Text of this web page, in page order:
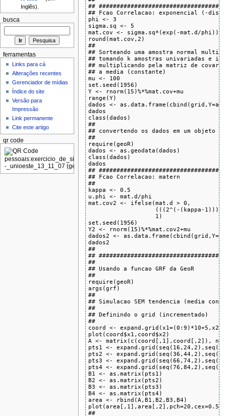
##
## Fcao Correlacao: exponencial (-
phi <- 3
sigma.sq <- 5
mat.cov <- sigma.sq*(exp(-mat.d/phi))
round(mat.cov,2)
##
## Sorteando uma amostra normal
## tomando k amostras univariadas e
## multiplicando pela matriz de
## a media (constante)
mu <- 100
set.seed(1956)
Y <- rnorm(15)%*%mat.cov+mu
range(Y)
dados <-
dados
class(dados)
##
## convertendo os dados em um objeto
##
require(geoR)
dados <- as.geodata(dados)
class(dados)
dados
##
## Fcao Correlacao: matern
##
kappa <- 0.5
u.phi <- mat.d/phi
mat.cov2 <- ifelse(mat.d > 0,
(((2^(-(kappa-
                   1)
set.seed(1956)
Y2 <- rnorm(15)%*%mat.cov2+mu
dados2 <-
dados2
##
##
##
## Usando a funcao GRF da GeoR
##
require(geoR)
args(grf)
##
## Simulacao SEM tendencia (media
##
## Definindo o grid (incrementado)
##
coord <-
plot(coord$x1,coord$x2)
A <- matrix(c(coord[,1],coord[,2]),
pts1 <-
pts2 <-
pts3 <-
pts4 <-
B1 <- as.matrix(pts1)
B2 <- as.matrix(pts2)
B3 <- as.matrix(pts3)
B4 <- as.matrix(pts4)
area <- rbind(A,B1,B2,B3,B4)
plot(area[,1],area[,2],pch=20,cex=0.5)
##
Inglês).
busca
ferramentas
Links para cá
Alterações recentes
Gerenciador de mídias
Índice do site
Versão para
Impressão
Link permanente
Cite este artigo
qr code